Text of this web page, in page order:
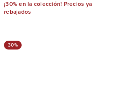
¡30% en la colección! Precios ya
rebajados
30%